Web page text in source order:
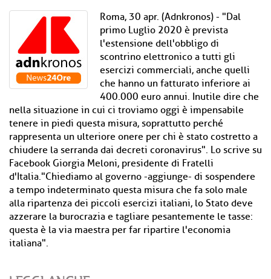
Roma, 30 apr. (Adnkronos) - "Dal
primo Luglio 2020 è prevista
l'estensione dell'obbligo di
scontrino elettronico a tutti gli
esercizi commerciali, anche quelli
che hanno un fatturato inferiore ai
400.000 euro annui. Inutile dire che
nella situazione in cui ci troviamo oggi è impensabile
tenere in piedi questa misura, soprattutto perché
rappresenta un ulteriore onere per chi è stato costretto a
chiudere la serranda dai decreti coronavirus". Lo scrive su
Facebook Giorgia Meloni, presidente di Fratelli
d'Italia."Chiediamo al governo -aggiunge- di sospendere
a tempo indeterminato questa misura che fa solo male
alla ripartenza dei piccoli esercizi italiani, lo Stato deve
azzerare la burocrazia e tagliare pesantemente le tasse:
questa è la via maestra per far ripartire l'economia
italiana".